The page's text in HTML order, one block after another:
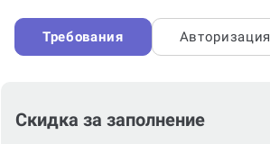
Требования Авторизация
Скидка за заполнение